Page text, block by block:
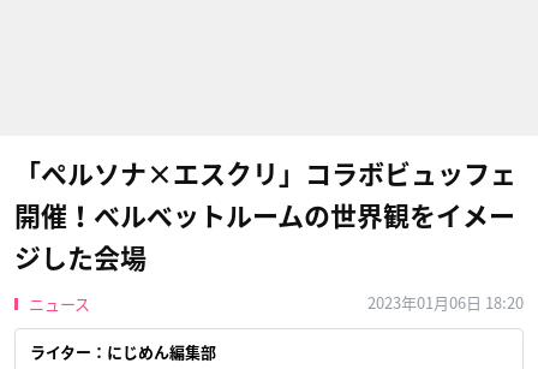
「ペルソナ×エスクリ」コラボビュッフェ
開催！ベルベットルームの世界観をイメー
ジした会場
ニュース 2023年01月06日 18:20
ライター：にじめん編集部